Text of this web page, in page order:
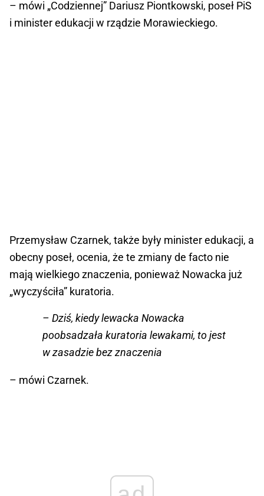
– mówi „Codziennej” Dariusz Piontkowski, poseł PiS
i minister edukacji w rządzie Morawieckiego.
Przemysław Czarnek, także były minister edukacji, a
obecny poseł, ocenia, że te zmiany de facto nie
mają wielkiego znaczenia, ponieważ Nowacka już
„wyczyściła” kuratoria.
– Dziś, kiedy lewacka Nowacka
poobsadzała kuratoria lewakami, to jest
w zasadzie bez znaczenia
– mówi Czarnek.